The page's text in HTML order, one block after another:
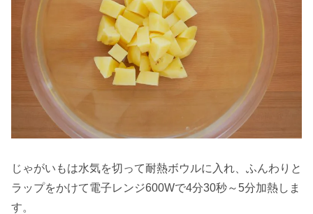
じゃがいもは水気を切って耐熱ボウルに入れ、ふんわりと
ラップをかけて電子レンジ600Wで4分30秒～5分加熱しま
す。